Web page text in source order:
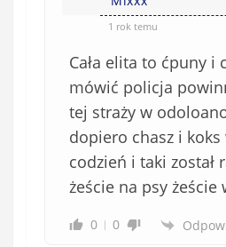
1 rok temu
Cała elita to ćpuny i
mówić policja
tej straży w
dopiero chasz i
codzień i taki został
żeście na psy żeście
0 0